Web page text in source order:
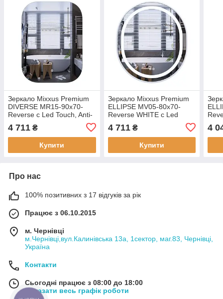
Зеркало Mixxus Premium
DIVERSE MR15-90x70-
Reverse с Led Touch, Anti-
(MP6639)
4 711 ₴
Купити
Зеркало Mixxus Premium
ELLIPSE MV05-80x70-
Reverse WHITE с Led
Touch, Anti-fog, димером
(3-6,5kK) (MP6645)
4 711₴
Купити
4
Про нас
100% позитивних з 17 відгуків за рік
Працює з 06.10.2015
м. Чернівці
м.Чернівці,вул.Калинівська 13а, 1сектор, маг.83, Чернівці,
Україна
Контакти
Сьогодні працює з 08:00 до 18:00
Показати весь графік роботи